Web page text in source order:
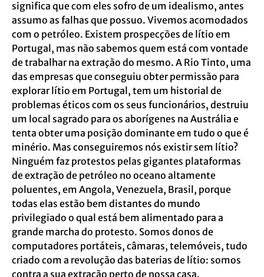
significa que com eles sofro de um idealismo, antes
assumo as falhas que possuo. Vivemos acomodados
com o petróleo. Existem prospecções de lítio em
Portugal, mas não sabemos quem está com vontade
de trabalhar na extração do mesmo. A Rio Tinto, uma
das empresas que conseguiu obter permissão para
explorar lítio em Portugal, tem um historial de
problemas éticos com os seus funcionários, destruiu
um local sagrado para os aborígenes na Austrália e
tenta obter uma posição dominante em tudo o que é
minério. Mas conseguiremos nós existir sem lítio?
Ninguém faz protestos pelas gigantes plataformas
de extração de petróleo no oceano altamente
poluentes, em Angola, Venezuela, Brasil, porque
todas elas estão bem distantes do mundo
privilegiado o qual está bem alimentado para a
grande marcha do protesto. Somos donos de
computadores portáteis, câmaras, telemóveis, tudo
criado com a revolução das baterias de lítio: somos
contra a sua extração perto de nossa casa.